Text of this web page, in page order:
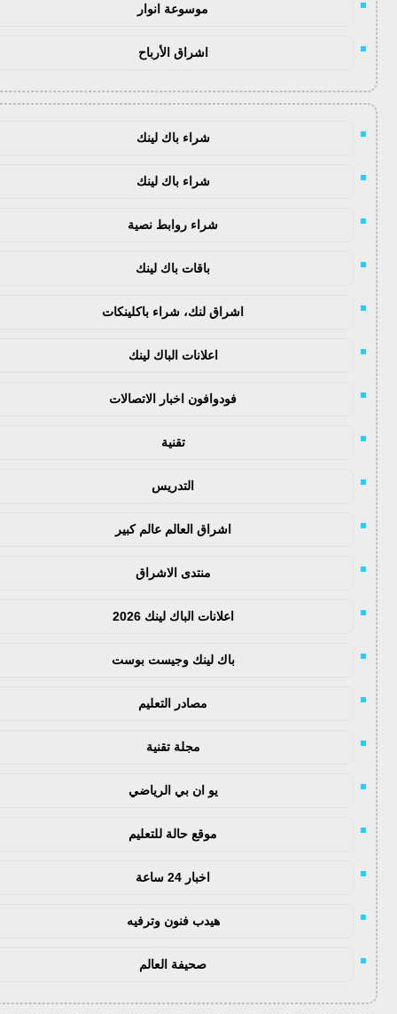
موسوعة انوار
اشراق الأرباح
شراء باك لينك
شراء باك لينك
شراء روابط نصية
باقات باك لينك
اشراق لنك، شراء باكلينكات
اعلانات الباك لينك
فودوافون اخبار الاتصالات
تقنية
التدريس
اشراق العالم عالم كبير
منتدى الاشراق
اعلانات الباك لينك 2026
باك لينك وجيست بوست
مصادر التعليم
مجلة تقنية
يو ان بي الرياضي
موقع حالة للتعليم
اخبار 24 ساعة
هيدب فنون وترفيه
صحيفة العالم